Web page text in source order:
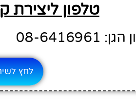
טלפון ליצירת
6416961
לחץ